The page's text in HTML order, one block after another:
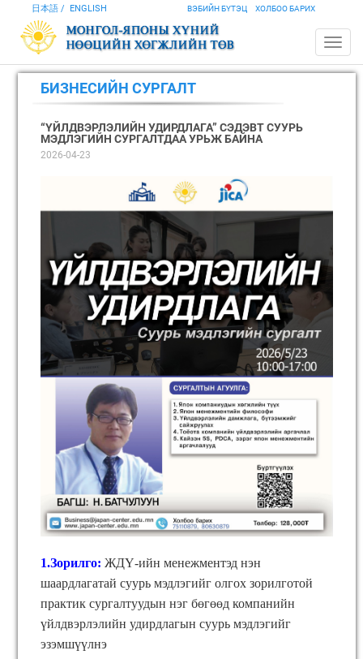
ВЭБИЙН БҮТЭЦ ХОЛБОО БАРИХ
日本語 ENGLISH
БИЗНЕСИЙН СУРГАЛТ
“ҮЙЛДВЭРЛЭЛИЙН УДИРДЛАГА” СЭДЭВТ СУУРЬ
МЭДЛЭГИЙН СУРГАЛТДАА УРЬЖ БАЙНА
2026-04-23
1.Зорилго: ЖДҮ-ийн менежментэд нэн
шаардлагатай суурь мэдлэгийг олгох зорилготой
практик сургалтуудын нэг бөгөөд компанийн
үйлдвэрлэлийн удирдлагын суурь мэдлэгийг
эзэмшүүлнэ